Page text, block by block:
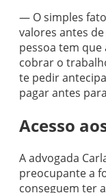
— O simples
valores antes
pessoa tem
cobrar o
te pedir
pagar antes
Acesso
A advogada
preocupante a
conseguem ter